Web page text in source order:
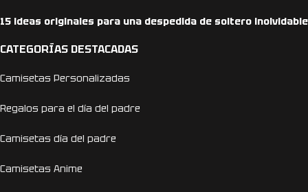
15 ideas originales para una despedida de soltero inolvidable
CATEGORÍAS DESTACADAS
Camisetas Personalizadas
Regalos para el día del padre
Camisetas día del padre
Camisetas Anime